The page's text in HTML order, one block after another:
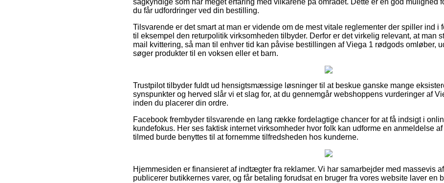
sagkyndige som har meget erfaring med vilkårene på området. Dette er en god mulighed
du får udfordringer ved din bestilling.
Tilsvarende er det smart at man er vidende om de mest vitale reglementer der spiller ind i
til eksempel den returpolitik virksomheden tilbyder. Derfor er det virkelig relevant, at man
mail kvittering, så man til enhver tid kan påvise bestillingen af Viega 1 rødgods omløber,
søger produkter til en voksen eller et barn.
Trustpilot tilbyder fuldt ud hensigtsmæssige løsninger til at beskue ganske mange
synspunkter og herved slår vi et slag for, at du gennemgår webshoppens vurderinger af
inden du placerer din ordre.
Facebook frembyder tilsvarende en lang række fordelagtige chancer for at få indsigt i
kundefokus. Her ses faktisk internet virksomheder hvor folk kan udforme en anmeldelse
tilmed burde benyttes til at fornemme tilfredsheden hos kunderne.
Hjemmesiden er finansieret af indtægter fra reklamer. Vi har samarbejder med massevis
publicerer butikkernes varer, og får betaling forudsat en bruger fra vores website laver en